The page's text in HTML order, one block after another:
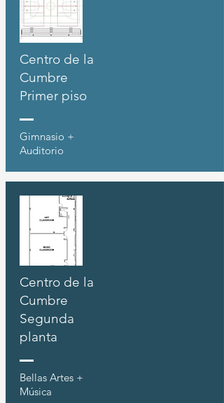
Centro de la
Cumbre
Primer piso
Gimnasio +
Auditorio
Centro de la
Cumbre
Segunda
planta
Bellas Artes +
Música